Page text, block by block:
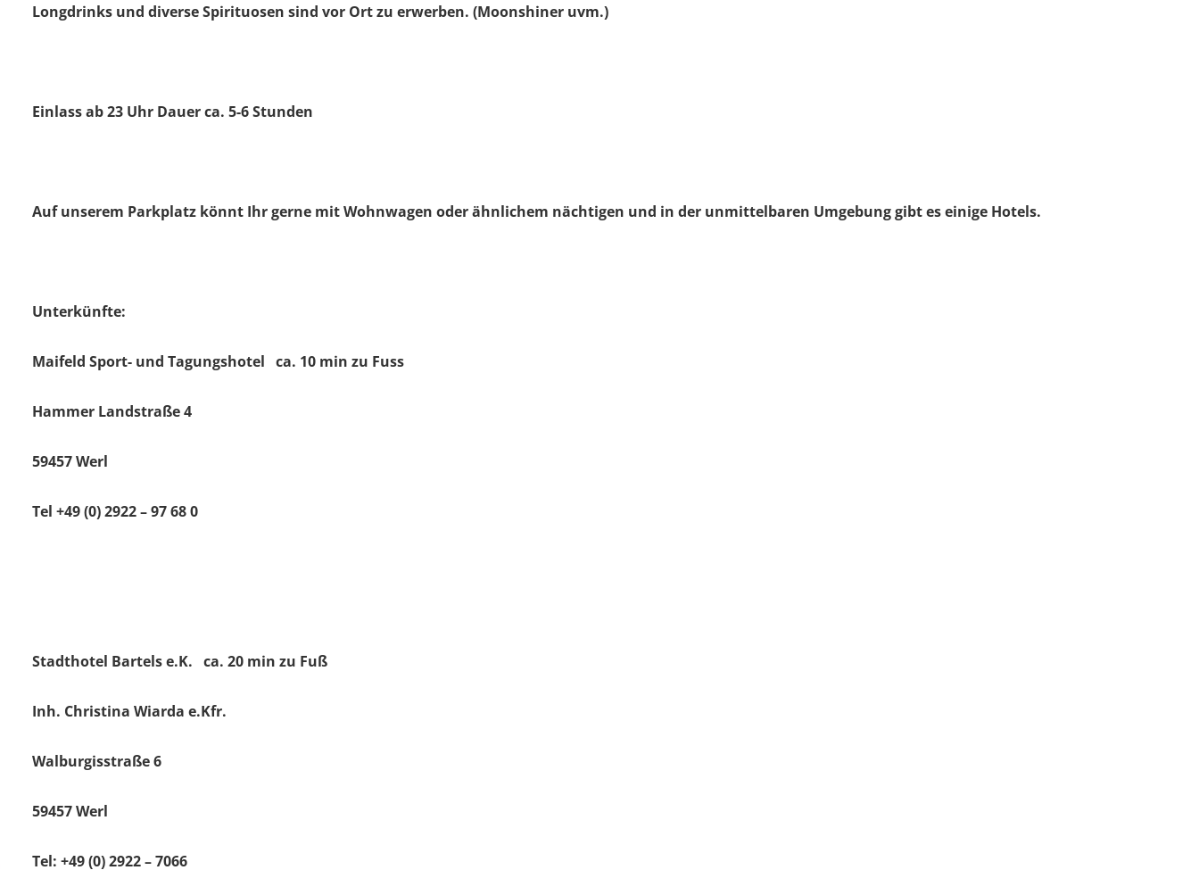
Longdrinks und diverse Spirituosen sind vor Ort zu erwerben. (Moonshiner uvm.)
Einlass ab 23 Uhr Dauer ca. 5-6 Stunden
Auf unserem Parkplatz könnt Ihr gerne mit Wohnwagen oder ähnlichem nächtigen und in der unmittelbaren Umgebung gibt es einige Hotels.
Unterkünfte:
Maifeld Sport- und Tagungshotel ca. 10 min zu Fuss
Hammer Landstraße 4
59457 Werl
Tel +49 (0) 2922 – 97 68 0
Stadthotel Bartels e.K. ca. 20 min zu Fuß
Inh. Christina Wiarda e.Kfr.
Walburgisstraße 6
59457 Werl
Tel: +49 (0) 2922 – 7066